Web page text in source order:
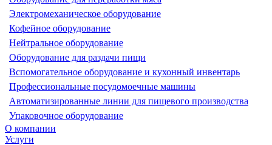
Электромеханическое оборудование
Кофейное оборудование
Нейтральное оборудование
Оборудование для раздачи пищи
Вспомогательное оборудование и кухонный инвентарь
Профессиональные посудомоечные машины
Автоматизированные линии для пищевого производства
Упаковочное оборудование
О компании
Услуги